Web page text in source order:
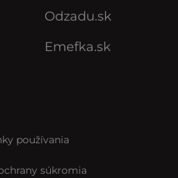
Odzadu.sk
Emefka.sk
používania
súkromia